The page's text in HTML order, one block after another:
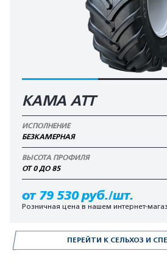
ПЕРЕЙТИ К СЕЛЬХОЗ И
КАМА АТТ
ИСПОЛНЕНИЕ
БЕЗКАМЕРНАЯ
ВЫСОТА ПРОФИЛЯ
ОТ 0 ДО 85
от 79 530 руб./шт.
Розничная цена в нашем интернет-